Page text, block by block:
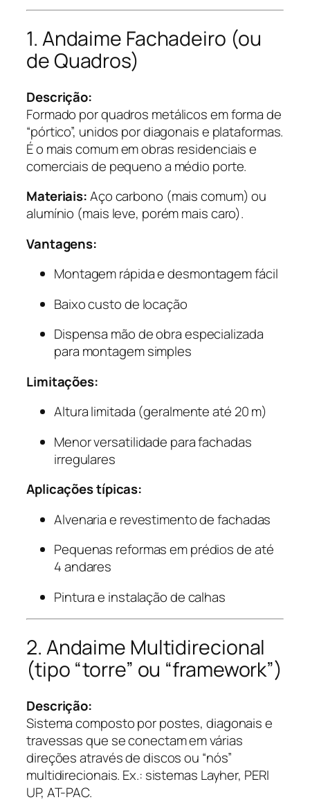
1. Andaime Fachadeiro (ou
de Quadros)
Descrição:
Formado por quadros metálicos em forma de
“pórtico”, unidos por diagonais e plataformas.
É o mais comum em obras residenciais e
comerciais de pequeno a médio porte.
Materiais:Aço carbono (mais comum) ou
alumínio (mais leve, porém mais caro).
Vantagens:
Montagem rápida e desmontagem fácil
Baixo custo de locação
Dispensa mão de obra especializada
para montagem simples
Limitações:
Altura limitada (geralmente até 20 m)
Menor versatilidade para fachadas
irregulares
Aplicações típicas:
Alvenaria e revestimento de fachadas
Pequenas reformas em prédios de até
4 andares
Pintura e instalação de calhas
2. Andaime Multidirecional
(tipo “torre” ou “framework”)
Descrição:
Sistema composto por postes, diagonais e
travessas que se conectam em várias
direções através de discos ou “nós”
multidirecionais. Ex.: sistemas Layher, PERI
UP, AT-PAC.